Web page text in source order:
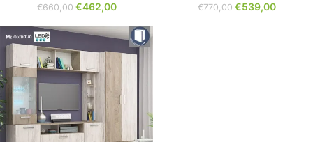
€660,00 €462,00 €770,00 €539,00